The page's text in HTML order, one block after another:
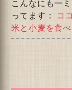
こんなにも一
ってます： コ
米と小麦を食